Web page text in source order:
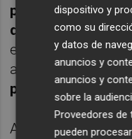
puntos de los
derrotas en seis
encuentra con
aunque es cierto
parecen opuestas
Además, el
dispositivo y
como su
y datos de
anuncios y
anuncios y
sobre la
Proveedores de
pueden